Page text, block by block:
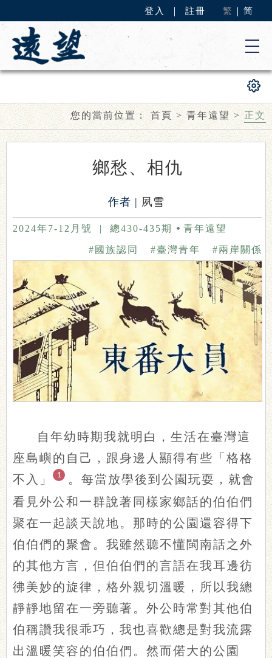
登入 註冊 繁 简
您的當前位置：首頁>青年遠望>正文
鄉愁、相仇
作者 | 夙雪
2024年7-12月號 | 總430-435期 青年遠望
#兩岸關係
#臺灣青年
#國族認同
自年幼時期我就明白，生活在臺灣這
座島嶼的自己，跟身邊人顯得有些「格格
不入」
1
。每當放學後到公園玩耍，就會
看見外公和一群說著同樣家鄉話的伯伯們
聚在一起談天說地。那時的公園還容得下
伯伯們的聚會。我雖然聽不懂閩南話之外
的其他方言，但伯伯們的言語在我耳邊彷
彿美妙的旋律，格外親切溫暖，所以我總
靜靜地留在一旁聽著。外公時常對其他伯
伯稱讚我很乖巧，我也喜歡總是對我流露
出溫暖笑容的伯伯們。然而偌大的公園